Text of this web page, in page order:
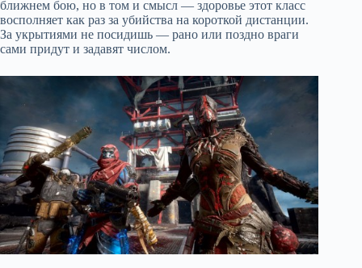
ближнем бою, но в том и смысл — здоровье этот класс
восполняет как раз за убийства на короткой дистанции.
За укрытиями не посидишь — рано или поздно враги
сами придут и задавят числом.